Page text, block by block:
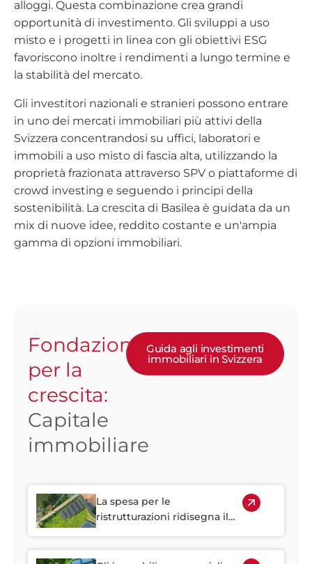
alloggi. Questa combinazione crea grandi
opportunità di investimento. Gli sviluppi a uso
misto e i progetti in linea con gli obiettivi ESG
favoriscono inoltre i rendimenti a lungo termine e
la stabilità del mercato.
Gli investitori nazionali e stranieri possono entrare
in uno dei mercati immobiliari più attivi della
Svizzera concentrandosi su uffici, laboratori e
immobili a uso misto di fascia alta, utilizzando la
proprietà frazionata attraverso SPV o piattaforme di
crowd investing e seguendo i principi della
sostenibilità. La crescita di Basilea è guidata da un
mix di nuove idee, reddito costante e un'ampia
gamma di opzioni immobiliari.
Fondazione
per la
crescita:
Capitale
immobiliare
Guida agli investimenti
immobiliari in Svizzera
La spesa per le
ristrutturazioni ridisegna il
svizzero